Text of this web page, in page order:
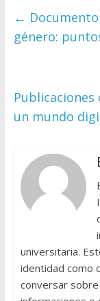
←
género:
un mundo
universitaria.
identidad como
conversar